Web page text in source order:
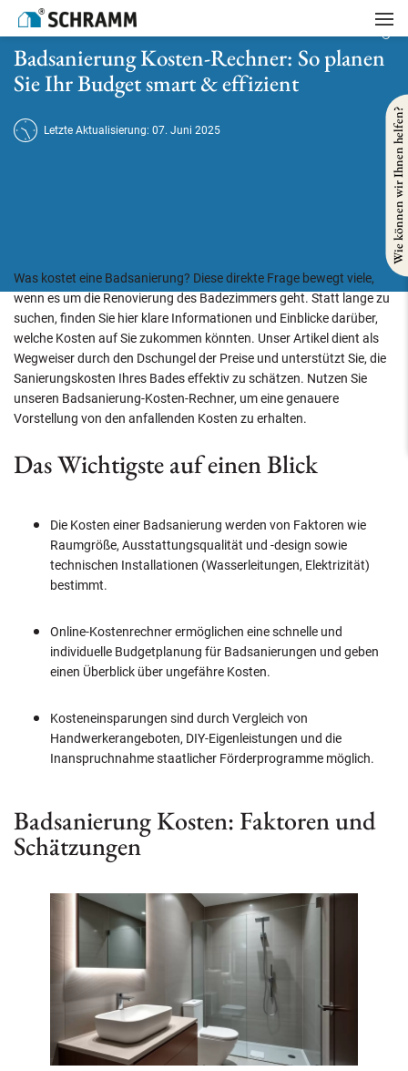
Startseite
Badsanierung Kosten-Rechner: So planen Sie Ihr Budget smart & effizient
Badsanierung Kosten-Rechner: So planen
Sie Ihr Budget smart & effizient
Letzte Aktualisierung: 07. Juni 2025
Was kostet eine Badsanierung? Diese direkte Frage bewegt viele,
wenn es um die Renovierung des Badezimmers geht. Statt lange zu
suchen, finden Sie hier klare Informationen und Einblicke darüber,
welche Kosten auf Sie zukommen könnten. Unser Artikel dient als
Wegweiser durch den Dschungel der Preise und unterstützt Sie, die
Sanierungskosten Ihres Bades effektiv zu schätzen. Nutzen Sie
unseren Badsanierung-Kosten-Rechner, um eine genauere
Vorstellung von den anfallenden Kosten zu erhalten.
Das Wichtigste auf einen Blick
Die Kosten einer Badsanierung werden von Faktoren wie
Raumgröße, Ausstattungsqualität und -design sowie
technischen Installationen (Wasserleitungen, Elektrizität)
bestimmt.
Online-Kostenrechner ermöglichen eine schnelle und
individuelle Budgetplanung für Badsanierungen und geben
einen Überblick über ungefähre Kosten.
Kosteneinsparungen sind durch Vergleich von
Handwerkerangeboten, DIY-Eigenleistungen und die
Inanspruchnahme staatlicher Förderprogramme möglich.
Badsanierung Kosten: Faktoren und
Schätzungen
Wie können wir Ihnen helfen?